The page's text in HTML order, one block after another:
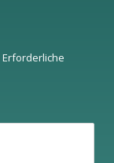
Erforderliche